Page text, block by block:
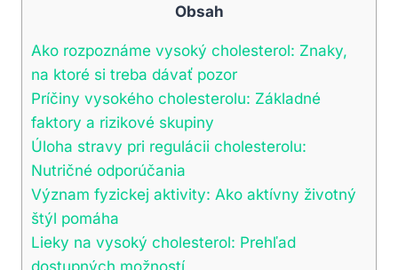
Obsah
Ako rozpoznáme vysoký cholesterol: Znaky,
na ktoré si treba dávať pozor
Príčiny vysokého cholesterolu: Základné
faktory​ a rizikové skupiny
Úloha stravy pri regulácii ⁢cholesterolu:
Nutričné odporúčania
Význam fyzickej aktivity: Ako aktívny životný
štýl pomáha
Lieky na vysoký cholesterol: Prehľad
dostupných možností